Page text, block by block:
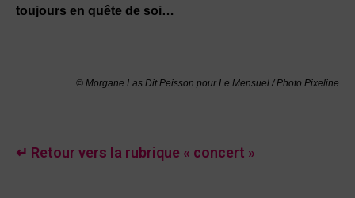
toujours en quête de soi…
© Morgane Las Dit Peisson pour Le Mensuel/Photo Pixeline
↵ Retour vers la rubrique « concert »